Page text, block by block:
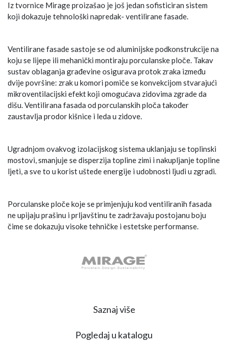
Iz tvornice Mirage proizašao je još jedan sofisticiran sistem
koji dokazuje tehnološki napredak- ventilirane fasade.
Ventilirane fasade sastoje se od aluminijske podkonstrukcije na
koju se lijepe ili mehanički montiraju porculanske ploče. Takav
sustav oblaganja građevine osigurava protok zraka između
dvije površine: zrak u komori pomiče se konvekcijom stvarajući
mikroventilacijski efekt koji omogućava zidovima zgrade da
dišu. Ventilirana fasada od porculanskih ploča također
zaustavlja prodor kišnice i leda u zidove.
Ugradnjom ovakvog izolacijskog sistema uklanjaju se toplinski
mostovi, smanjuje se disperzija topline zimi i nakupljanje topline
ljeti, a sve to u korist uštede energije i udobnosti ljudi u zgradi.
Porculanske ploče koje se primjenjuju kod ventiliranih fasada
ne upijaju prašinu i prljavštinu te zadržavaju postojanu boju
čime se dokazuju visoke tehničke i estetske performanse.
Saznaj više
Pogledaj u katalogu